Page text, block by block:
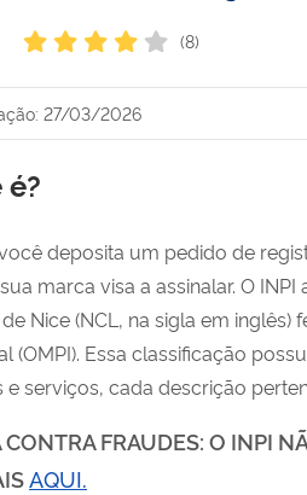
(8)
27/03/2026
deposita um pedido de
marca visa a assinalar. O
Nice (NCL, na sigla em
(OMPI). Essa classificação
serviços, cada descrição
CONTRA FRAUDES: O INPI
AQUI.